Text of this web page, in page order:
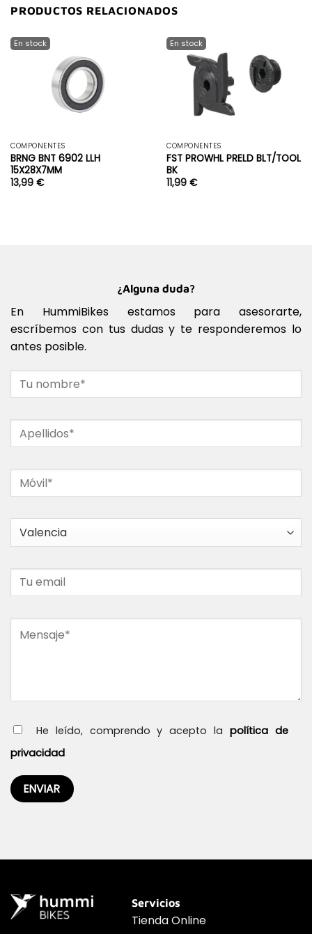
PRODUCTOS RELACIONADOS
COMPONENTES
BRNG BNT 6902 LLH
15X28X7MM
13,99 €
COMPONENTES
FST PROWHL PRELD BLT/TOOL
BK
11,99 €
¿Alguna duda?
En HummiBikes estamos para asesorarte,
escríbemos con tus dudas y te responderemos lo
antes posible.
He leído, comprendo y acepto lapolítica de
privacidad
Servicios
Tienda Online